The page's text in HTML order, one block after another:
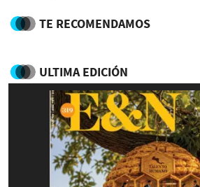
TE RECOMENDAMOS
ULTIMA EDICIÓN